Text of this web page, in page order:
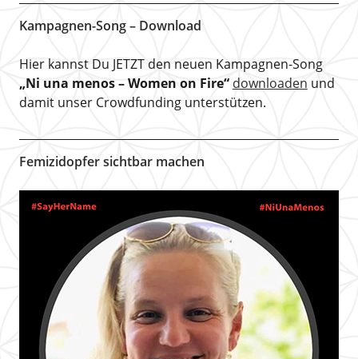
Kampagnen-Song – Download
Hier kannst Du JETZT den neuen Kampagnen-Song
„Ni una menos – Women on Fire“ downloaden und
damit unser Crowdfunding unterstützen.
Femizidopfer sichtbar machen